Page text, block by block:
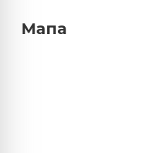
Мапа